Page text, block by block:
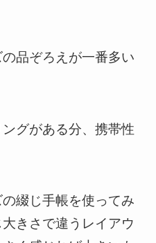
品ぞろえが一番多い
グがある分、携帯性
綴じ手帳を使ってみ
きさで違うレイアウ